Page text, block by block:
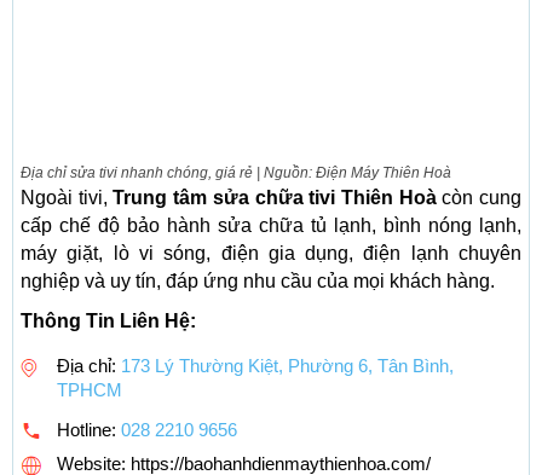
Địa chỉ sửa tivi nhanh chóng, giá rẻ | Nguồn: Điện Máy Thiên Hoà
Ngoài tivi,Trung tâm sửa chữa tivi Thiên Hoàcòn cung
cấp chế độ bảo hành sửa chữa tủ lạnh, bình nóng lạnh,
máy giặt, lò vi sóng, điện gia dụng, điện lạnh chuyên
nghiệp và uy tín, đáp ứng nhu cầu của mọi khách hàng.
Thông Tin Liên Hệ:
Địa chỉ: 173 Lý Thường Kiệt, Phường 6, Tân Bình,
TPHCM
Hotline: 028 2210 9656
Website: https://baohanhdienmaythienhoa.com/